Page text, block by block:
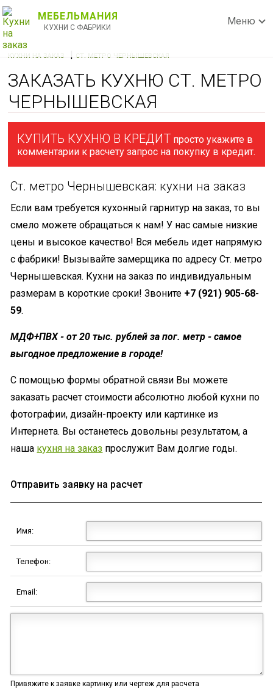
МЕБЕЛЬМАНИЯ
КУХНИ С ФАБРИКИ
Меню
КУХНИ НА ЗАКАЗ | СТ. МЕТРО ЧЕРНЫШЕВСКАЯ
ЗАКАЗАТЬ КУХНЮ СТ. МЕТРО
ЧЕРНЫШЕВСКАЯ
КУПИТЬ КУХНЮ В КРЕДИТ просто укажите в
комментарии к расчету запрос на покупку в кредит.
Ст. метро Чернышевская: кухни на заказ
Если вам требуется кухонный гарнитур на заказ, то вы
смело можете обращаться к нам! У нас самые низкие
цены и высокое качество! Вся мебель идет напрямую
с фабрики! Вызывайте замерщика по адресу Ст. метро
Чернышевская. Кухни на заказ по индивидуальным
размерам в короткие сроки! Звоните +7 (921) 905-68-
59.
МДФ+ПВХ - от 20 тыс. рублей за пог. метр - самое
выгодное предложение в городе!
С помощью формы обратной связи Вы можете
заказать расчет стоимости абсолютно любой кухни по
фотографии, дизайн-проекту или картинке из
Интернета. Вы останетесь довольны результатом, а
наша кухня на заказ прослужит Вам долгие годы.
Отправить заявку на расчет
Имя:
Телефон:
Email:
Привяжите к заявке картинку или чертеж для расчета